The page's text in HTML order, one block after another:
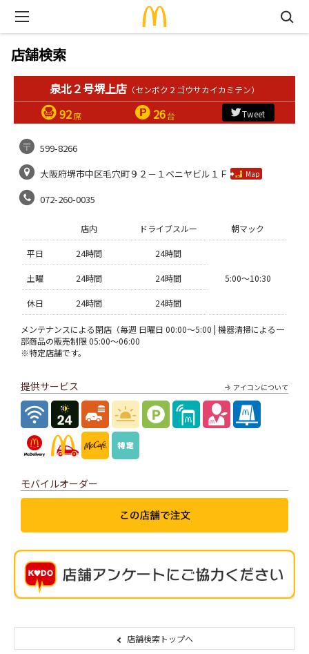
店舗検索
泉北２号堺上店 （センボク２ゴウサカイカミテン）
92席 26台 Tweet
599-8266
大阪府堺市中区毛穴町９２－１ベニヤビル１Ｆ
Map
072-260-0035
店内 ドライブスルー 朝マック
平日 24時間 24時間
5:00〜10:30
土曜 24時間 24時間
休日 24時間 24時間
メンテナンスによる閉店（毎週 日曜日 00:00～5:00 | 機器清掃による一
部商品の販売制限 05:00～06:00
※特定店舗です。
アイコンについて
提供サービス
モバイルオーダー
店舗検索トップへ